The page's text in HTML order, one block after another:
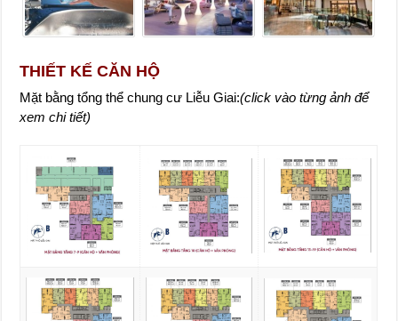
THIẾT KẾ CĂN HỘ
Mặt bằng tổng thể chung cư Liễu Giai:(click vào từng ảnh để
xem chi tiết)